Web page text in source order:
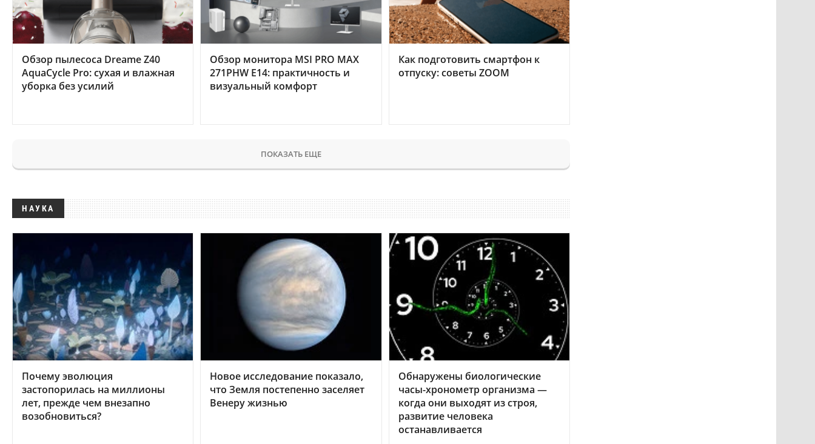
Обзор пылесоса Dreame Z40
AquaCycle Pro: сухая и влажная
уборка без усилий
Обзор монитора MSI PRO MAX
271PHW E14: практичность и
визуальный комфорт
Как подготовить смартфон к
отпуску: советы ZOOM
ПОКАЗАТЬ ЕЩЕ
НАУКА
Почему эволюция
застопорилась на миллионы
лет, прежде чем внезапно
возобновиться?
Новое исследование показало,
что Земля постепенно заселяет
Венеру жизнью
Обнаружены биологические
часы-хронометр организма —
когда они выходят из строя,
развитие человека
останавливается